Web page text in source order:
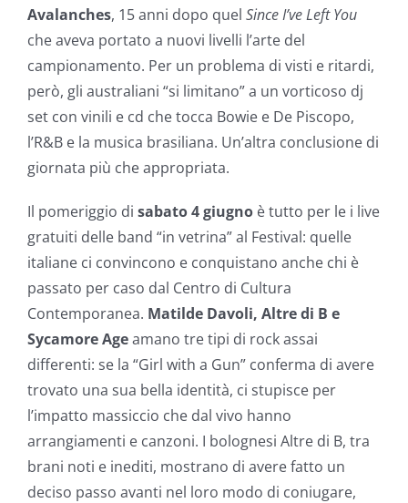
Avalanches, 15 anni dopo quel Since I’ve Left You
che aveva portato a nuovi livelli l’arte del
campionamento. Per un problema di visti e ritardi,
però, gli australiani “si limitano” a un vorticoso dj
set con vinili e cd che tocca Bowie e De Piscopo,
l’R&B e la musica brasiliana. Un’altra conclusione di
giornata più che appropriata.
Il pomeriggio di sabato 4 giugno è tutto per le i live
gratuiti delle band “in vetrina” al Festival: quelle
italiane ci convincono e conquistano anche chi è
passato per caso dal Centro di Cultura
Contemporanea. Matilde Davoli, Altre di B e
Sycamore Ageamano tre tipi di rock assai
differenti: se la “Girl with a Gun” conferma di avere
trovato una sua bella identità, ci stupisce per
l’impatto massiccio che dal vivo hanno
arrangiamenti e canzoni. I bolognesi Altre di B, tra
brani noti e inediti, mostrano di avere fatto un
deciso passo avanti nel loro modo di coniugare,